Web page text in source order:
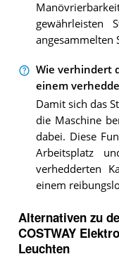
gewährleisten
angesammelten
Wie verhindert
einem
Damit sich das
die Maschine
dabei. Diese
Arbeitsplatz
verhedderten
einem
Alternativen zu
COSTWAY
Leuchten